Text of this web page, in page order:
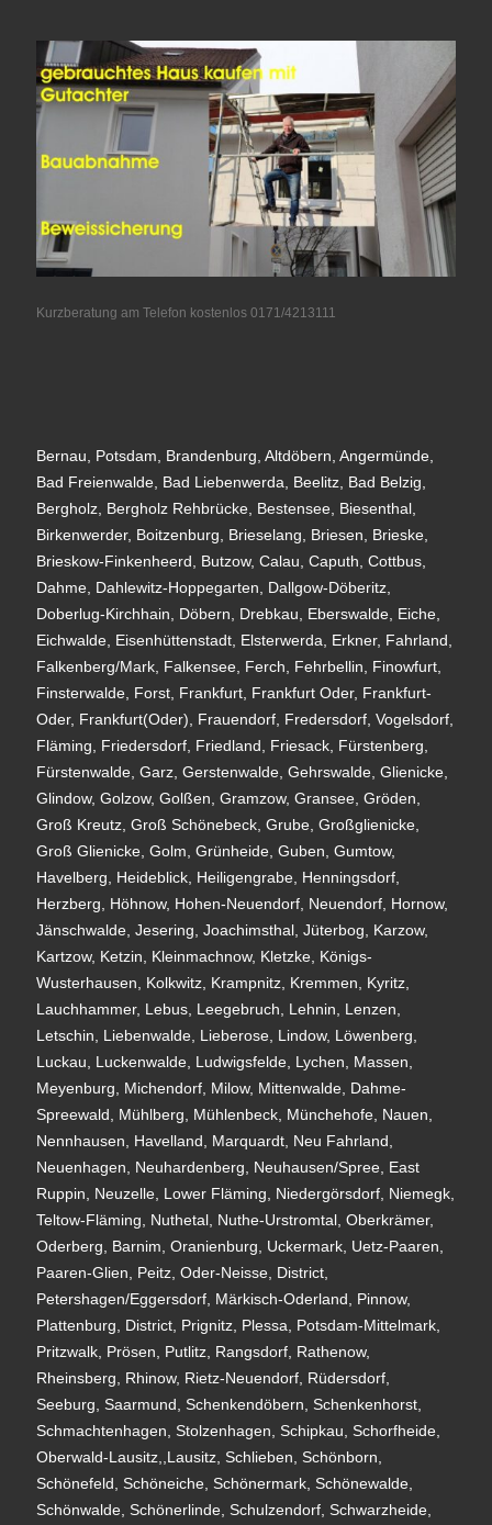
Kurzberatung am Telefon kostenlos 0171/4213111
Bernau, Potsdam, Brandenburg, Altdöbern, Angermünde,
Bad Freienwalde, Bad Liebenwerda, Beelitz, Bad Belzig,
Bergholz, Bergholz Rehbrücke, Bestensee, Biesenthal,
Birkenwerder, Boitzenburg, Brieselang, Briesen, Brieske,
Brieskow-Finkenheerd, Butzow, Calau, Caputh, Cottbus,
Dahme, Dahlewitz-Hoppegarten, Dallgow-Döberitz,
Doberlug-Kirchhain, Döbern, Drebkau, Eberswalde, Eiche,
Eichwalde, Eisenhüttenstadt, Elsterwerda, Erkner, Fahrland,
Falkenberg/Mark, Falkensee, Ferch, Fehrbellin, Finowfurt,
Finsterwalde, Forst, Frankfurt, Frankfurt Oder, Frankfurt-
Oder, Frankfurt(Oder), Frauendorf, Fredersdorf, Vogelsdorf,
Fläming, Friedersdorf, Friedland, Friesack, Fürstenberg,
Fürstenwalde, Garz, Gerstenwalde, Gehrswalde, Glienicke,
Glindow, Golzow, Golßen, Gramzow, Gransee, Gröden,
Groß Kreutz, Groß Schönebeck, Grube, Großglienicke,
Groß Glienicke, Golm, Grünheide, Guben, Gumtow,
Havelberg, Heideblick, Heiligengrabe, Henningsdorf,
Herzberg, Höhnow, Hohen-Neuendorf, Neuendorf, Hornow,
Jänschwalde, Jesering, Joachimsthal, Jüterbog, Karzow,
Kartzow, Ketzin, Kleinmachnow, Kletzke, Königs-
Wusterhausen, Kolkwitz, Krampnitz, Kremmen, Kyritz,
Lauchhammer, Lebus, Leegebruch, Lehnin, Lenzen,
Letschin, Liebenwalde, Lieberose, Lindow, Löwenberg,
Luckau, Luckenwalde, Ludwigsfelde, Lychen, Massen,
Meyenburg, Michendorf, Milow, Mittenwalde, Dahme-
Spreewald, Mühlberg, Mühlenbeck, Münchehofe, Nauen,
Nennhausen, Havelland, Marquardt, Neu Fahrland,
Neuenhagen, Neuhardenberg, Neuhausen/Spree, East
Ruppin, Neuzelle, Lower Fläming, Niedergörsdorf, Niemegk,
Teltow-Fläming, Nuthetal, Nuthe-Urstromtal, Oberkrämer,
Oderberg, Barnim, Oranienburg, Uckermark, Uetz-Paaren,
Paaren-Glien, Peitz, Oder-Neisse, District,
Petershagen/Eggersdorf, Märkisch-Oderland, Pinnow,
Plattenburg, District, Prignitz, Plessa, Potsdam-Mittelmark,
Pritzwalk, Prösen, Putlitz, Rangsdorf, Rathenow,
Rheinsberg, Rhinow, Rietz-Neuendorf, Rüdersdorf,
Seeburg, Saarmund, Schenkendöbern, Schenkenhorst,
Schmachtenhagen, Stolzenhagen, Schipkau, Schorfheide,
Oberwald-Lausitz,,Lausitz, Schlieben, Schönborn,
Schönefeld, Schöneiche, Schönermark, Schönewalde,
Schönwalde, Schönerlinde, Schulzendorf, Schwarzheide,